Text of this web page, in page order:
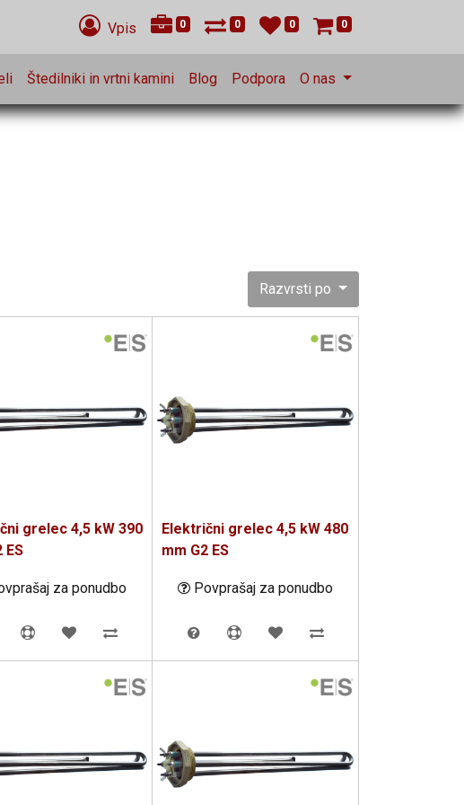
Vpis 0 0 0 0
Štedilniki in vrtni kamini Blog Podpora O nas
Razvrsti po
grelec 4,5 kW 390
ES
za ponudbo
Električni grelec 4,5 kW 480
mm G2 ES
Povprašaj za ponudbo